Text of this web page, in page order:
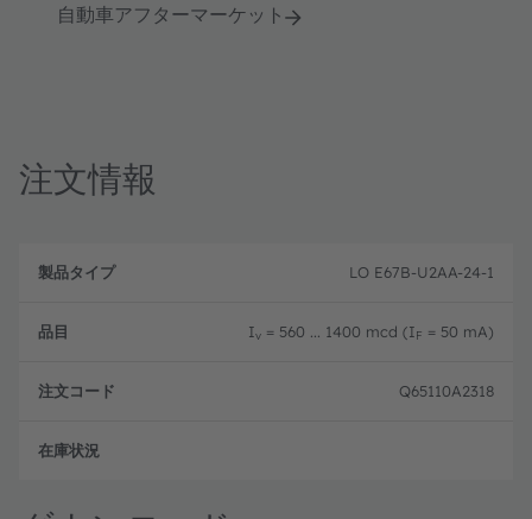
自動車アフターマーケット
注文情報
品
プ
品
LO E67B-U2AA-24-1
Iv = 560 ... 1400 mcd (IF = 50 mA)
Q65110A2318